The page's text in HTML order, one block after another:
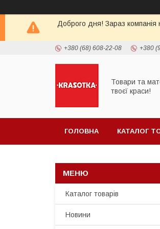
Доброго дня! Зараз компанія
+380 (68) 608-22-08 +380
Товари та
твоєї краси!
ГОЛОВНА КАТАЛОГ
Каталог товарiв
Новини